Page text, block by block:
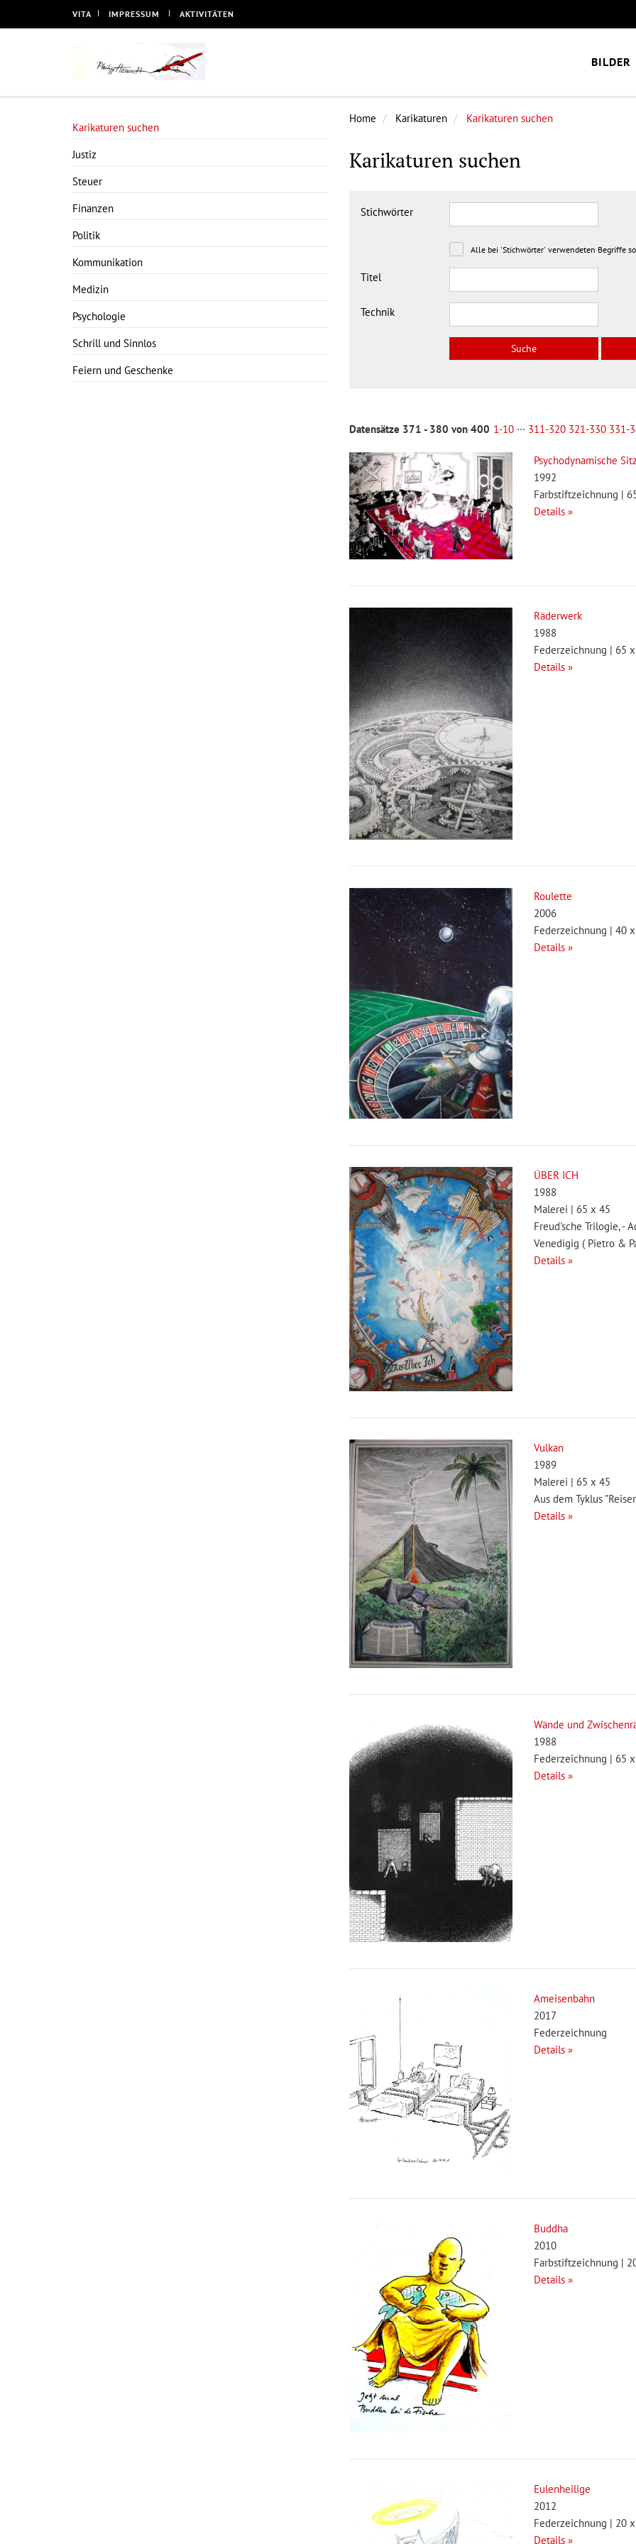
VITA IMPRESSUM AKTIVITÄTEN
BILDER
Home Karikaturen Karikaturen suchen
Karikaturen suchen
Stichwörter
Alle bei 'Stichwörter' verwendeten Begriffe
Titel
Technik
Datensätze 371 - 380 von 400 1-10 ··· 311-320 321-330 331-
Psychodynamische
1992
Farbstiftzeichnung |
Details »
Räderwerk
1988
Federzeichnung | 65
Details »
Roulette
2006
Federzeichnung | 40
Details »
ÜBER ICH
1988
Malerei | 65 x 45
Freud'sche Trilogie, -
Venedigig ( Pietro &
Details »
Vulkan
1989
Malerei | 65 x 45
Aus dem Tyklus
Details »
Wände und
1988
Federzeichnung | 65
Details »
Ameisenbahn
2017
Federzeichnung
Details »
Buddha
2010
Farbstiftzeichnung |
Details »
Eulenheilige
2012
Federzeichnung | 20
Details »
Karikaturen suchen
Justiz
Steuer
Finanzen
Politik
Kommunikation
Medizin
Psychologie
Schrill und Sinnlos
Feiern und Geschenke